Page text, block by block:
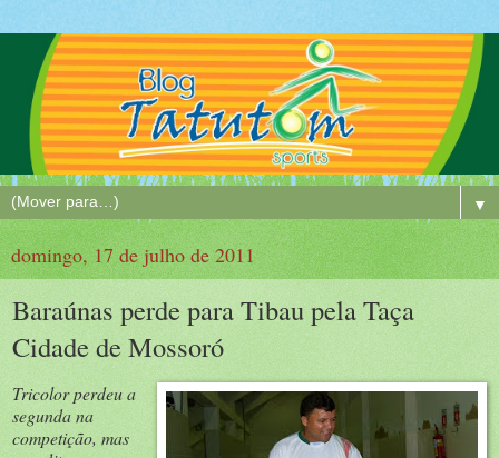
▼
domingo, 17 de julho de 2011
Baraúnas perde para Tibau pela Taça
Cidade de Mossoró
Tricolor perdeu a
segunda na
competição, mas